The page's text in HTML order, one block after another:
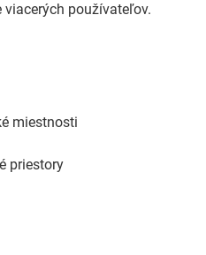
používateľov.
miestnosti
priestory